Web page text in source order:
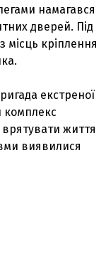
намагався
дверей. Під
місць кріплення
екстреної
комплекс
врятувати життя
виявилися